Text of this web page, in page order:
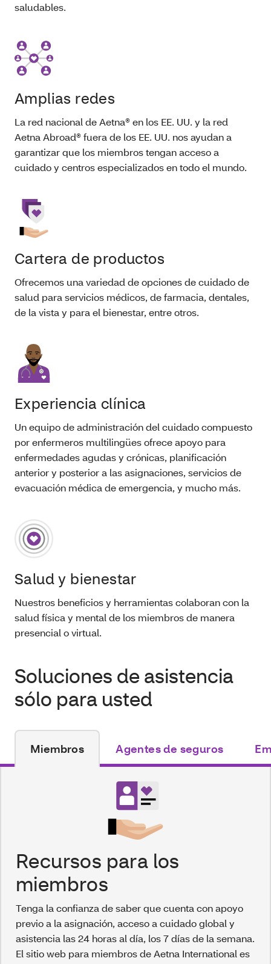
saludables.
Amplias redes
La red nacional de Aetna® en los EE. UU. y la red
Aetna Abroad® fuera de los EE. UU. nos ayudan a
garantizar que los miembros tengan acceso a
cuidado y centros especializados en todo el mundo.
Cartera de productos
Ofrecemos una variedad de opciones de cuidado de
salud para servicios médicos, de farmacia, dentales,
de la vista y para el bienestar, entre otros.
Experiencia clínica
Un equipo de administración del cuidado compuesto
por enfermeros multilingües ofrece apoyo para
enfermedades agudas y crónicas, planificación
anterior y posterior a las asignaciones, servicios de
evacuación médica de emergencia, y mucho más.
Salud y bienestar
Nuestros beneficios y herramientas colaboran con la
salud física y mental de los miembros de manera
presencial o virtual.
Soluciones de asistencia
sólo para usted
Miembros Agentes de seguros
Recursos para los
miembros
Tenga la confianza de saber que cuenta con apoyo
previo a la asignación, acceso a cuidado global y
asistencia las 24 horas al día, los 7 días de la semana.
El sitio web para miembros de Aetna International es